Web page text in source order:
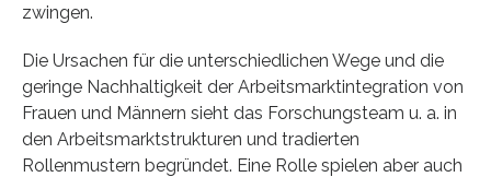
zwingen.
Die Ursachen für die unterschiedlichen Wege und die
geringe Nachhaltigkeit der Arbeitsmarktintegration von
Frauen und Männern sieht das Forschungsteam u. a. in
den Arbeitsmarktstrukturen und tradierten
Rollenmustern begründet. Eine Rolle spielen aber auch